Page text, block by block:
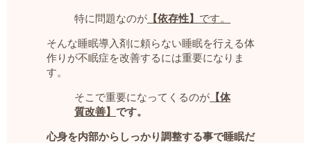
特に問題なのが 【依存性】 です。
そんな睡眠導入剤に頼らない睡眠を行える体
作りが不眠症を改善するには重要になりま
す。
そこで重要になってくるのが 【体
質改善】です。
心身を内部からしっかり調整する事で睡眠だ